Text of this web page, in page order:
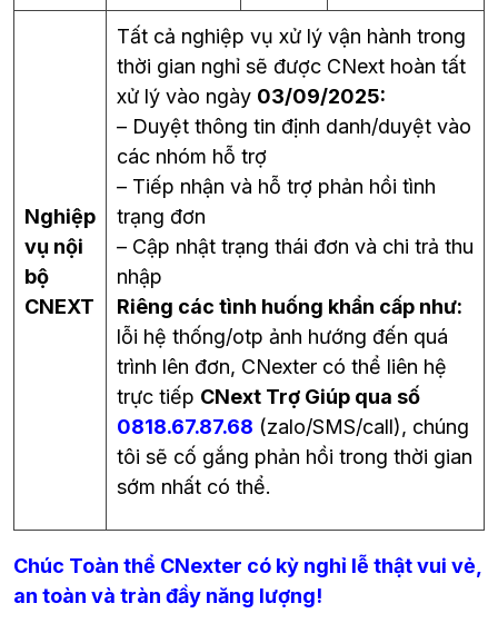
Nghiệp
vụ nội
bộ
CNEXT
Tất cả nghiệp vụ xử lý vận hành trong
thời gian nghỉ sẽ được CNext hoàn tất
xử lý vào ngày 03/09/2025:
– Duyệt thông tin định danh/duyệt vào
các nhóm hỗ trợ
– Tiếp nhận và hỗ trợ phản hồi tình
trạng đơn
– Cập nhật trạng thái đơn và chi trả thu
nhập
Riêng các tình huống khẩn cấp như:
lỗi hệ thống/otp ảnh hướng đến quá
trình lên đơn, CNexter có thể liên hệ
trực tiếp CNext Trợ Giúp qua số
0818.67.87.68 (zalo/SMS/call), chúng
tôi sẽ cố gắng phản hồi trong thời gian
sớm nhất có thể.
Chúc Toàn thể CNexter có kỳ nghỉ lễ thật vui vẻ,
an toàn và tràn đầy năng lượng!